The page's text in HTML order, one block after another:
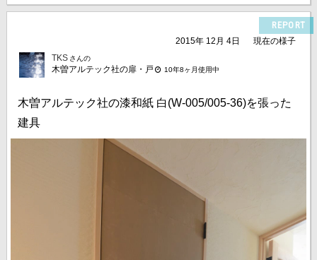
REPORT
2015年 12月 4日
現在の様子
TKS さんの
木曽アルテック社の扉・戸 10年8ヶ月使用中
木曽アルテック社の漆和紙 白(W-005/005-36)を張った
建具